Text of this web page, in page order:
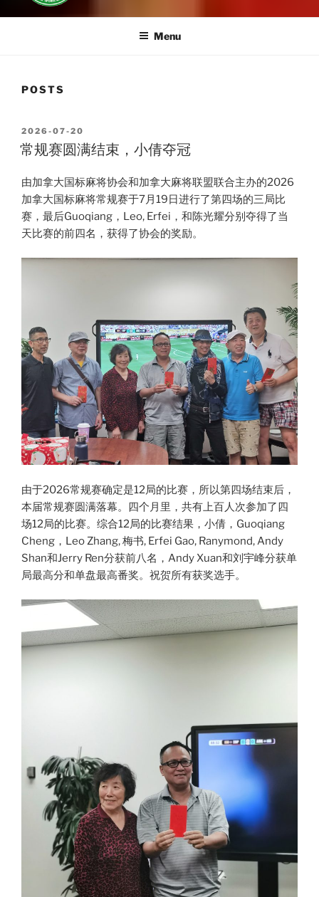
Menu
POSTS
POSTED
ON
2026-07-20
常规赛圆满结束，小倩夺冠
由加拿大国标麻将协会和加拿大麻将联盟联合主办的2026
加拿大国标麻将常规赛于7月19日进行了第四场的三局比
赛，最后Guoqiang，Leo, Erfei，和陈光耀分别夺得了当
天比赛的前四名，获得了协会的奖励。
由于2026常规赛确定是12局的比赛，所以第四场结束后，
本届常规赛圆满落幕。四个月里，共有上百人次参加了四
场12局的比赛。综合12局的比赛结果，小倩，Guoqiang
Cheng，Leo Zhang, 梅书, Erfei Gao, Ranymond, Andy
Shan和Jerry Ren分获前八名，Andy Xuan和刘宇峰分获单
局最高分和单盘最高番奖。祝贺所有获奖选手。